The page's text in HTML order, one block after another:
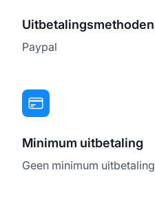
Uitbetalingsmethoden
Paypal
Minimum uitbetaling
Geen minimum uitbetaling